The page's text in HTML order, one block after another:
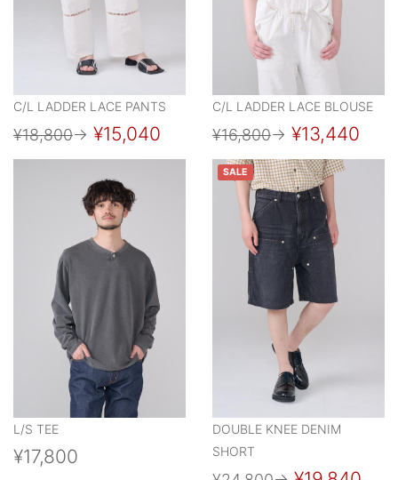
C/L LADDER LACE PANTS
¥18,800→ ¥15,040
C/L LADDER LACE BLOUSE
¥16,800→ ¥13,440
L/S TEE
¥17,800
SALE
DOUBLE KNEE DENIM
SHORT